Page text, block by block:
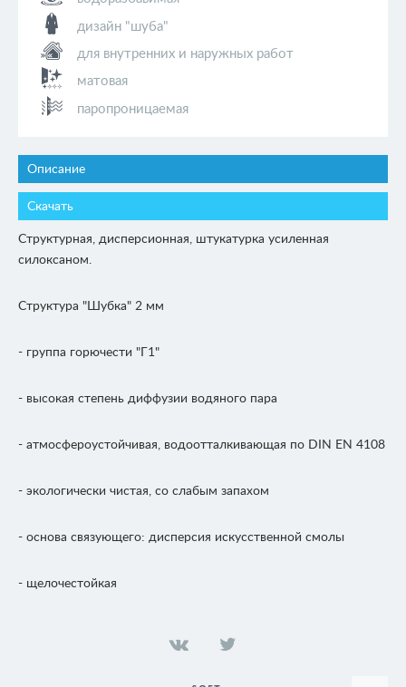
дизайн "шуба"
для внутренних и наружных работ
матовая
паропроницаемая
Описание
Скачать
Структурная, дисперсионная, штукатурка усиленная
силоксаном.
Структура "Шубка" 2 мм
- группа горючести "Г1"
- высокая степень диффузии водяного пара
- атмосфероустойчивая, водоотталкивающая по DIN EN 4108
- экологически чистая, со слабым запахом
- основа связующего: дисперсия искусственной смолы
- щелочестойкая